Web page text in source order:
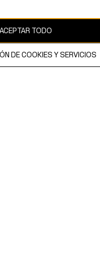
por copyright y es
ACEPTAR TODO
DE COOKIES Y SERVICIOS